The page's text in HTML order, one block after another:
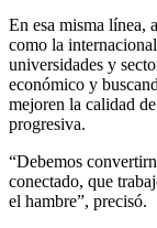
En esa misma línea,
como la
universidades y
económico y
mejoren la calidad
progresiva.
“Debemos
conectado, que
el hambre”, precisó.